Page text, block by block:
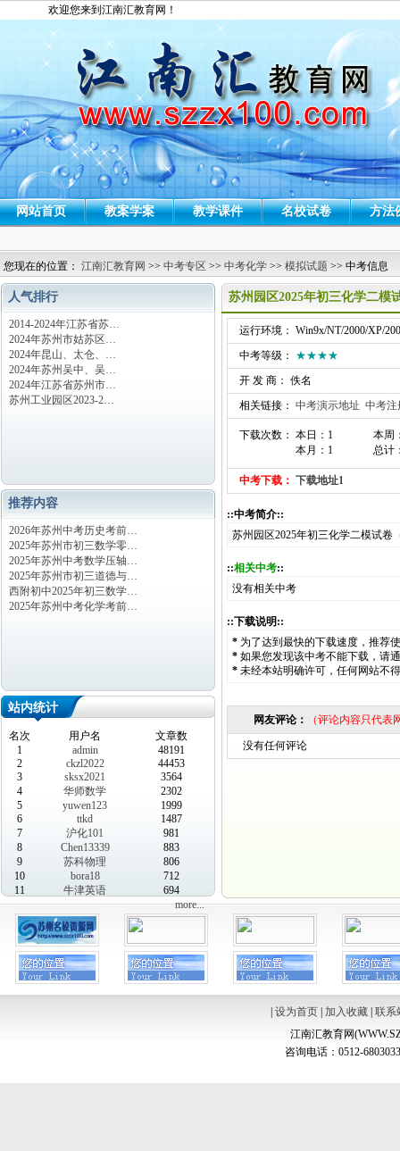
欢迎您来到江南汇教育网！
网站首页 教案学案 教学课件 名校试卷 方法
您现在的位置： 江南汇教育网 >> 中考专区 >> 中考化学 >> 模拟试题 >> 中考信息
人气排行
2014-2024年江苏省苏…
2024年苏州市姑苏区…
2024年昆山、太仓、…
2024年苏州吴中、吴…
2024年江苏省苏州市…
苏州工业园区2023-2…
推荐内容
2026年苏州中考历史考前…
2025年苏州市初三数学零…
2025年苏州中考数学压轴…
2025年苏州市初三道德与…
西附初中2025年初三数学…
2025年苏州中考化学考前…
站内统计
名次 用户名
文章数
1
admin
48191
2
ckzl2022
44453
3
sksx2021
3564
4
华师数学
2302
5
yuwen123
1999
6
ttkd
1487
7
沪化101
981
8
Chen13339
883
9
苏科物理
806
10
bora18
712
11
牛津英语
694
more...
苏州园区2025年初三化学二模
运行环境： Win9x/NT/2000/XP/
中考等级： ★★★★
开 发 商： 佚名
相关链接： 中考演示地址 中考注
下载次数： 本日：1
本月：1
本周
总计
中考下载： 下载地址1
::中考简介::
苏州园区2025年初三化学二模试卷
::相关中考::
没有相关中考
::下载说明::
* 为了达到最快的下载速度，推荐
* 如果您发现该中考不能下载，请
* 未经本站明确许可，任何网站不
网友评论： （评论内容只代
没有任何评论
设为首页| 加入收藏| 联系
江南汇教育网
咨询电话：0512-